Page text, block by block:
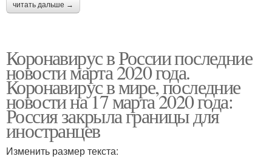
читать дальше →
Коронавирус в России последние
новости марта 2020 года.
Коронавирус в мире, последние
новости на 17 марта 2020 года:
Россия закрыла границы для
иностранцев
Изменить размер текста: